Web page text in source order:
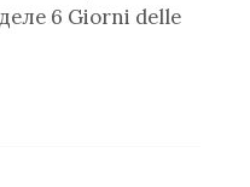
6 Giorni delle